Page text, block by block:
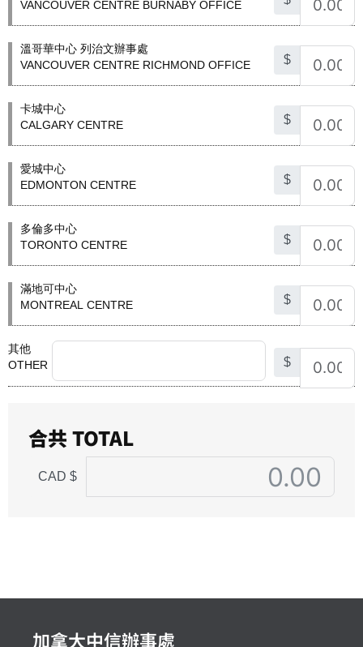
VANCOUVER CENTRE BURNABY OFFICE
溫哥華中心 列治文辦事處
VANCOUVER CENTRE RICHMOND OFFICE
$
卡城中心
CALGARY CENTRE
$
愛城中心
EDMONTON CENTRE
$
多倫多中心
TORONTO CENTRE
$
滿地可中心
MONTREAL CENTRE
$
其他
OTHER
$
合共 TOTAL
CAD $
加拿大中信辦事處